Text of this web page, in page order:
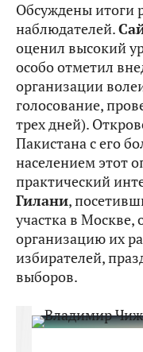
Обсуждены итоги
наблюдателей.
оценил высокий
особо отметил
организации
голосование,
трех дней).
Пакистана с его
населением этот
практический
Гилани,
участка в Москве,
организацию их
избирателей,
выборов.